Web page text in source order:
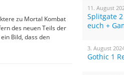
zu Mortal Kombat
des neuen Teils der
Bild, dass den
11. August
Splitgate
euch +
3. August
Gothic 1